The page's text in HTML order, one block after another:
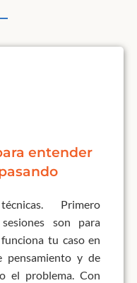
entender
Primero
son para
tu caso en
pensamiento y de
el problema. Con